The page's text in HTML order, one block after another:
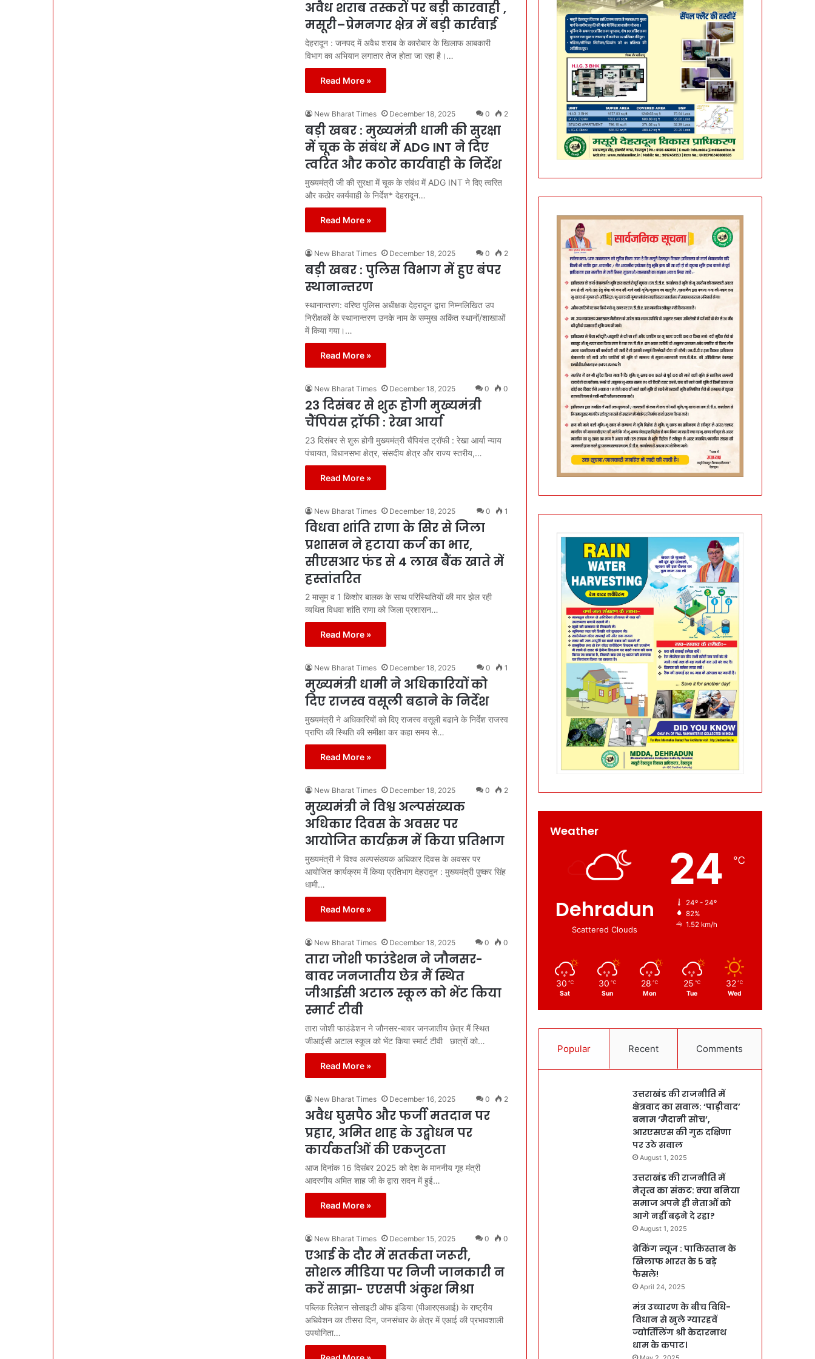
अवैध शराब तस्करों पर बड़ी कारवाही ,
मसूरी–प्रेमनगर क्षेत्र में बड़ी कार्रवाई
देहरादून : जनपद में अवैध शराब के कारोबार के खिलाफ आबकारी
विभाग का अभियान लगातार तेज होता जा रहा है।…
Read More »
New Bharat Times December 18, 2025 0 2
बड़ी खबर : मुख्यमंत्री धामी की सुरक्षा
में चूक के संबंध में ADG INT ने दिए
त्वरित और कठोर कार्यवाही के निर्देश
मुख्यमंत्री जी की सुरक्षा में चूक के संबंध में ADG INT ने दिए त्वरित
और कठोर कार्यवाही के निर्देश* देहरादून…
Read More »
New Bharat Times December 18, 2025 0 2
बड़ी खबर : पुलिस विभाग में हुए बंपर
स्थानान्तरण
स्थानान्तरण: वरिष्ठ पुलिस अधीक्षक देहरादून द्वारा निम्नलिखित उप
निरीक्षकों के स्थानान्तरण उनके नाम के सम्मुख अकिंत स्थानों/शाखाओं
में किया गया।…
Read More »
New Bharat Times December 18, 2025 0 0
23 दिसंबर से शुरू होगी मुख्यमंत्री
चैंपियंस ट्रॉफी : रेखा आर्या
23 दिसंबर से शुरू होगी मुख्यमंत्री चैंपियंस ट्रॉफी : रेखा आर्या न्याय
पंचायत, विधानसभा क्षेत्र, संसदीय क्षेत्र और राज्य स्तरीय,…
Read More »
New Bharat Times December 18, 2025 0 1
विधवा शांति राणा के सिर से जिला
प्रशासन ने हटाया कर्ज का भार,
सीएसआर फंड से 4 लाख बैंक खाते में
हस्तांतरित
2 मासूम व 1 किशोर बालक के साथ परिस्थितियों की मार झेल रही
व्यथित विधवा शांति राणा को जिला प्रशासन…
Read More »
New Bharat Times December 18, 2025 0 1
मुख्यमंत्री धामी ने अधिकारियों को
दिए राजस्व वसूली बढाने के निर्देश
मुख्यमंत्री ने अधिकारियों को दिए राजस्व वसूली बढाने के निर्देश राजस्व
प्राप्ति की स्थिति की समीक्षा कर कहा समय से…
Read More »
New Bharat Times December 18, 2025 0 2
मुख्यमंत्री ने विश्व अल्पसंख्यक
अधिकार दिवस के अवसर पर
आयोजित कार्यक्रम में किया प्रतिभाग
मुख्यमंत्री ने विश्व अल्पसंख्यक अधिकार दिवस के अवसर पर
आयोजित कार्यक्रम में किया प्रतिभाग देहरादून : मुख्यमंत्री पुष्कर सिंह
धामी…
Read More »
New Bharat Times December 18, 2025 0 0
तारा जोशी फाउंडेशन ने जौनसर-
बावर जनजातीय छेत्र मैं स्थित
जीआईसी अटाल स्कूल को भेंट किया
स्मार्ट टीवी
तारा जोशी फाउंडेशन ने जौनसर-बावर जनजातीय छेत्र मैं स्थित
जीआईसी अटाल स्कूल को भेंट किया स्मार्ट टीवी छात्रों को…
Read More »
New Bharat Times December 16, 2025 0 2
अवैध घुसपैठ और फर्जी मतदान पर
प्रहार, अमित शाह के उद्बोधन पर
कार्यकर्ताओं की एकजुटता
आज दिनांक 16 दिसंबर 2025 को देश के माननीय गृह मंत्री
आदरणीय अमित शाह जी के द्वारा सदन में हुई…
Read More »
New Bharat Times December 15, 2025 0 0
एआई के दौर में सतर्कता जरूरी,
सोशल मीडिया पर निजी जानकारी न
करें साझा- एएसपी अंकुश मिश्रा
पब्लिक रिलेशन सोसाइटी ऑफ इंडिया (पीआरएसआई) के राष्ट्रीय
अधिवेशन का तीसरा दिन, जनसंचार के क्षेत्र में एआई की प्रभावशाली
उपयोगिता…
Weather
Dehradun
Scattered Clouds
24 ℃
24º - 24º
82%
1.52 km/h
30 ℃
Sat
30 ℃
Sun
28 ℃
Mon
25 ℃
Tue
32 ℃
Wed
Popular Recent Comments
उत्तराखंड की राजनीति में
क्षेत्रवाद का सवाल: ‘पाड़ीवाद’
बनाम ‘मैदानी सोच’,
आरएसएस की गुरु दक्षिणा
पर उठे सवाल
August 1, 2025
उत्तराखंड की राजनीति में
नेतृत्व का संकट: क्या बनिया
समाज अपने ही नेताओं को
आगे नहीं बढ़ने दे रहा?
August 1, 2025
ब्रेकिंग न्यूज : पाकिस्तान के
खिलाफ भारत के 5 बड़े
फैसले!
April 24, 2025
मंत्र उच्चारण के बीच विधि-
विधान से खुले ग्यारहवें
ज्योर्तिलिंग श्री केदारनाथ
धाम के कपाट।